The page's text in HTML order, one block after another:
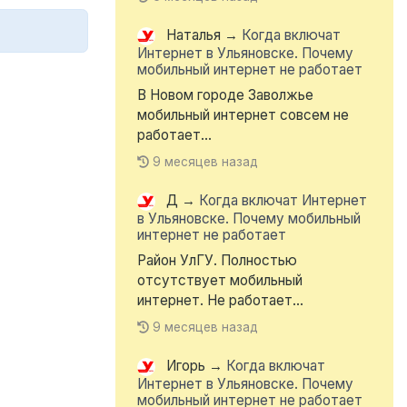
Наталья → Когда включат
Интернет в Ульяновске. Почему
мобильный интернет не работает
В Новом городе Заволжье
мобильный интернет совсем не
работает...
9 месяцев назад
Д → Когда включат Интернет
в Ульяновске. Почему мобильный
интернет не работает
Район УлГУ. Полностью
отсутствует мобильный
интернет. Не работает...
9 месяцев назад
Игорь → Когда включат
Интернет в Ульяновске. Почему
мобильный интернет не работает